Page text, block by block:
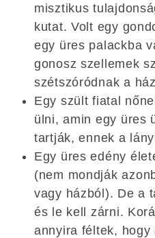
misztikus
kutat. Volt egy
egy üres palackba
gonosz szellemek
szétszóródnak a
Egy szült fiatal
ülni, amin egy üres
tartják, ennek a
Egy üres edény
(nem mondják
vagy házból). De a
és le kell zárni.
annyira féltek, hogy